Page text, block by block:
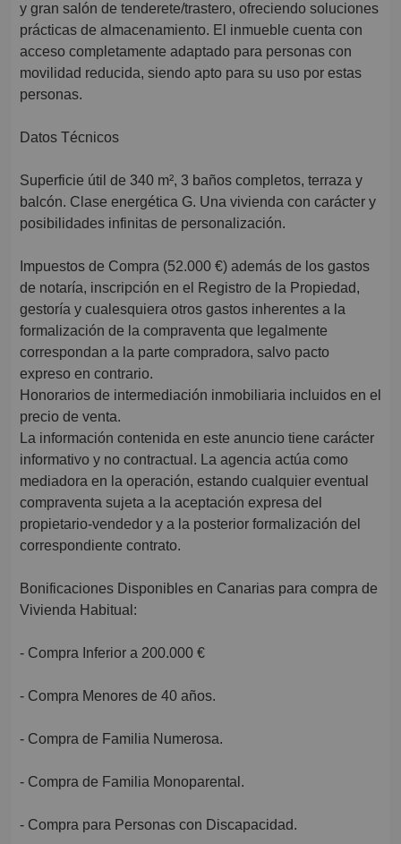
y gran salón de tenderete/trastero, ofreciendo soluciones
prácticas de almacenamiento. El inmueble cuenta con
acceso completamente adaptado para personas con
movilidad reducida, siendo apto para su uso por estas
personas.
Datos Técnicos
Superficie útil de 340 m², 3 baños completos, terraza y
balcón. Clase energética G. Una vivienda con carácter y
posibilidades infinitas de personalización.
Impuestos de Compra (52.000 €) además de los gastos
de notaría, inscripción en el Registro de la Propiedad,
gestoría y cualesquiera otros gastos inherentes a la
formalización de la compraventa que legalmente
correspondan a la parte compradora, salvo pacto
expreso en contrario.
Honorarios de intermediación inmobiliaria incluidos en el
precio de venta.
La información contenida en este anuncio tiene carácter
informativo y no contractual. La agencia actúa como
mediadora en la operación, estando cualquier eventual
compraventa sujeta a la aceptación expresa del
propietario-vendedor y a la posterior formalización del
correspondiente contrato.
Bonificaciones Disponibles en Canarias para compra de
Vivienda Habitual:
- Compra Inferior a 200.000 €
- Compra Menores de 40 años.
- Compra de Familia Numerosa.
- Compra de Familia Monoparental.
- Compra para Personas con Discapacidad.